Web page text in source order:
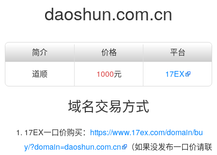
daoshun.com.cn
简介 价格
平台
道顺
1000元 17EX
域名交易方式
17EX一口价购买： https://www.17ex.com/domain/bu
y/?domain=daoshun.com.cn
（如果没发布一口价请联